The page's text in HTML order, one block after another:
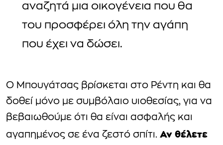
αναζητά μια οικογένεια που θα
του προσφέρει όλη την αγάπη
που έχει να δώσει.
Ο Μπουγάτσας βρίσκεται στο Ρέντη και θα
δοθεί μόνο με συμβόλαιο υιοθεσίας, για να
βεβαιωθούμε ότι θα είναι ασφαλής και
αγαπημένος σε ένα ζεστό σπίτι. Αν θέλετε